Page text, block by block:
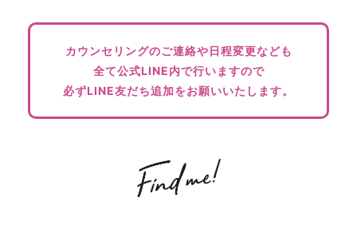
カウンセリングのご連絡や日程変更なども
全て公式LINE内で行いますので
必ずLINE友だち追加をお願いいたします。